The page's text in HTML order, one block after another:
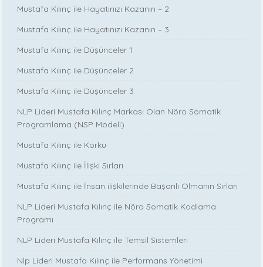
Mustafa Kılınç ile Hayatınızı Kazanın – 2
Mustafa Kılınç ile Hayatınızı Kazanın – 3
Mustafa Kılınç ile Düşünceler 1
Mustafa Kılınç ile Düşünceler 2
Mustafa Kılınç ile Düşünceler 3
NLP Lideri Mustafa Kılınç Markası Olan Nöro Somatik
Programlama (NSP Modeli)
Mustafa Kılınç ile Korku
Mustafa Kılınç ile İlişki Sırları
Mustafa Kılınç ile İnsan ilişkilerinde Başarılı Olmanın Sırları
NLP Lideri Mustafa Kılınç ile Nöro Somatik Kodlama
Programı
NLP Lideri Mustafa Kılınç ile Temsil Sistemleri
Nlp Lideri Mustafa Kılınç ile Performans Yönetimi